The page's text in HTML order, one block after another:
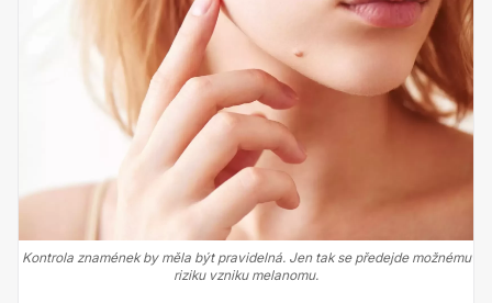
Kontrola znamének by měla být pravidelná. Jen tak se předejde možnému
riziku vzniku melanomu.